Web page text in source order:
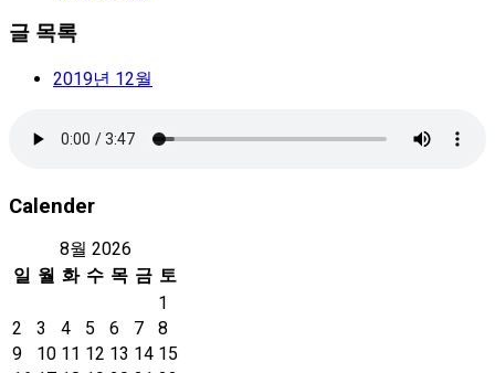
글 목록
2019년 12월
Calender
8월 2026
일 월 화 수 목 금 토
1
2
3 4 5 6 7
8
9
10 11 12 13 14 15